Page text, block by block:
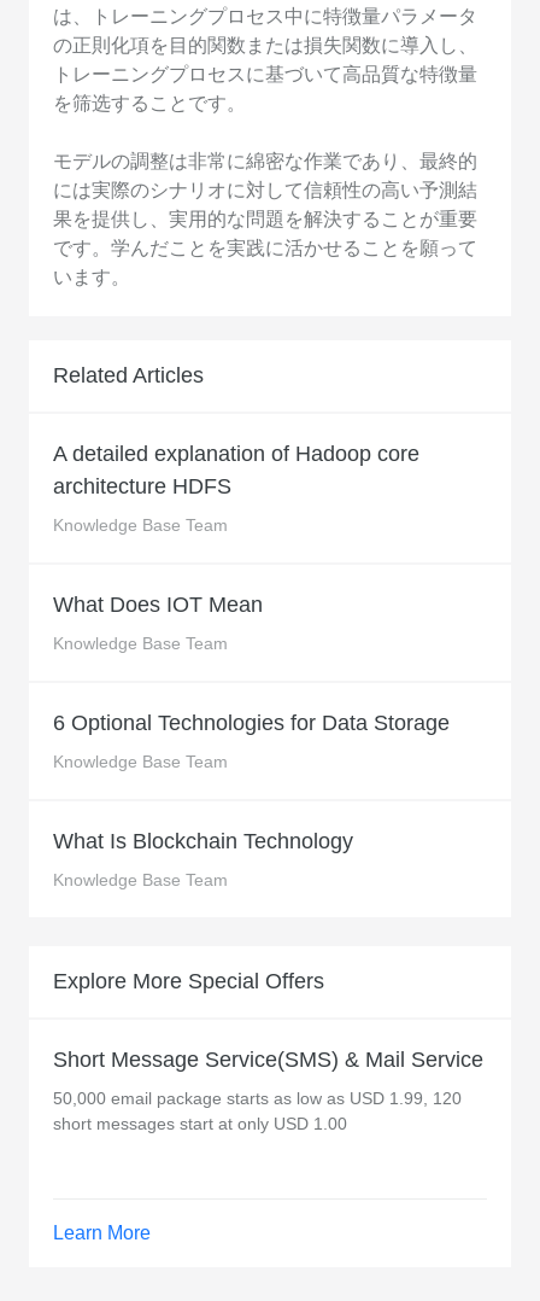
は、トレーニングプロセス中に特徴量パラメータ
の正則化項を目的関数または損失関数に導入し、
トレーニングプロセスに基づいて高品質な特徴量
を筛选することです。
モデルの調整は非常に綿密な作業であり、最終的
には実際のシナリオに対して信頼性の高い予測結
果を提供し、実用的な問題を解決することが重要
です。学んだことを実践に活かせることを願って
います。
Related Articles
A detailed explanation of Hadoop core
architecture HDFS
Knowledge Base Team
What Does IOT Mean
Knowledge Base Team
6 Optional Technologies for Data Storage
Knowledge Base Team
What Is Blockchain Technology
Knowledge Base Team
Explore More Special Offers
Short Message Service(SMS) & Mail Service
50,000 email package starts as low as USD 1.99, 120
short messages start at only USD 1.00
Learn More